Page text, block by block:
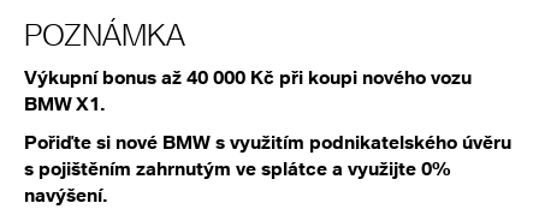
POZNÁMKA
Výkupní bonus až 40 000 Kč při koupi nového vozu
BMW X1.
Pořiďte si nové BMW s využitím podnikatelského úvěru
s pojištěním zahrnutým ve splátce a využijte 0%
navýšení.